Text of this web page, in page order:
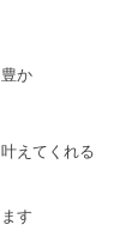
か
えてくれる
す